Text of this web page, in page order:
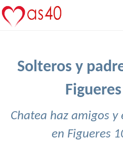
Solteros y
Chatea haz amigos
en Figueres